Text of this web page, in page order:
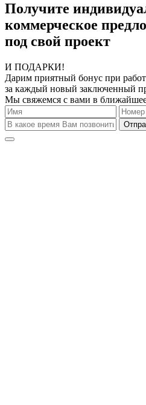
Получите
коммерческое
под свой проект
И ПОДАРКИ!
Дарим приятный бонус при
за каждый новый заключенный
Мы свяжемся с вами в